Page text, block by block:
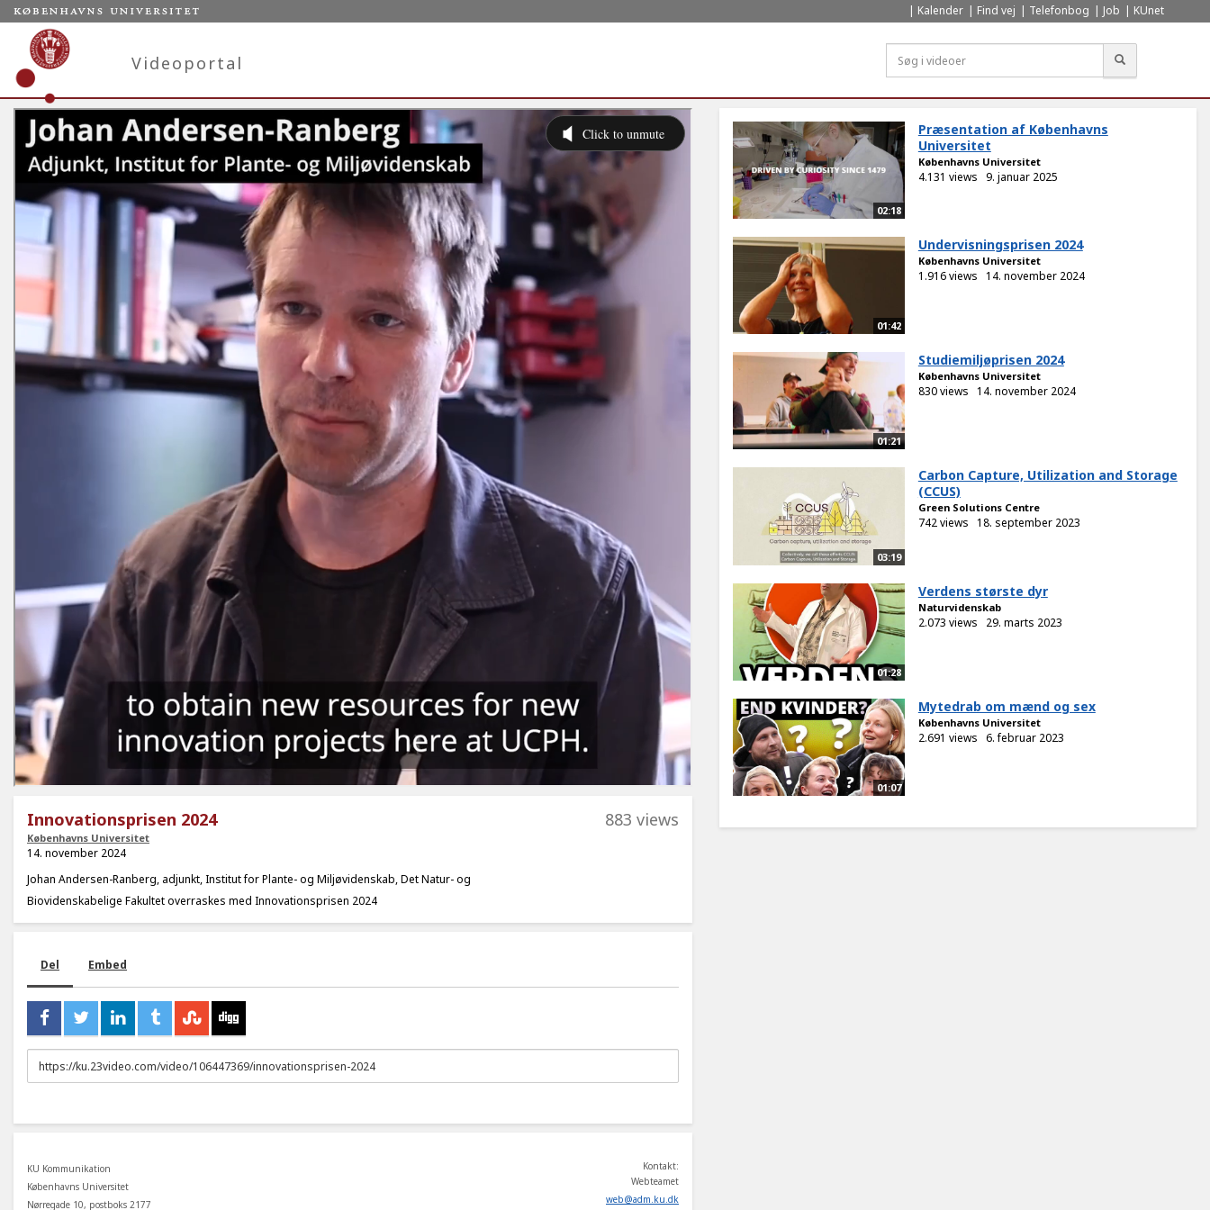
Kalender Find vej Telefonbog Job KUnet
Videoportal
Innovationsprisen 2024
Københavns Universitet
883 views
14. november 2024
Johan Andersen-Ranberg, adjunkt, Institut for Plante- og Miljøvidenskab, Det Natur- og
Biovidenskabelige Fakultet overraskes med Innovationsprisen 2024
Del Embed
URL
to
KU Kommunikation
Københavns Universitet
Nørregade 10, postboks 2177
Kontakt:
Webteamet
web@adm.ku.dk
02:18
Præsentation af Københavns
Universitet
Københavns Universitet
4.131 views 9. januar 2025
01:42
Undervisningsprisen 2024
Københavns Universitet
1.916 views 14. november 2024
01:21
Studiemiljøprisen 2024
Københavns Universitet
830 views 14. november 2024
03:19
Carbon Capture, Utilization and Storage
(CCUS)
Green Solutions Centre
742 views 18. september 2023
01:28
Verdens største dyr
Naturvidenskab
2.073 views 29. marts 2023
01:07
Mytedrab om mænd og sex
Københavns Universitet
2.691 views 6. februar 2023